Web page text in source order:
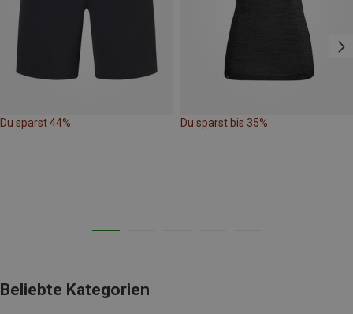
Du sparst 44% Du sparst bis 35%
Beliebte Kategorien